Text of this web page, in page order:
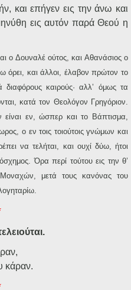
και επήγεν εις την άνω και
εις αυτόν παρά Θεού η
ο Δουναλέ ούτος, και Αθανάσιος ο
όρει, και άλλοι, έλαβον πρώτον το
καιρούς· αλλ’ όμως τα
κατά τον Θεολόγον Γρηγόριον.
εν, ώσπερ και το Βάπτισμα,
ο εν τοις τοιούτοις γνώμων και
να τελήται, και ουχί δύω, ήτοι
Όρα περί τούτου εις την θ’
μετά τους κανόνας του
κάραν.